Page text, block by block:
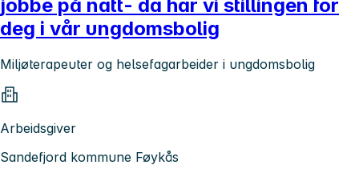
jobbe på natt- da har vi stillingen for
deg i vår ungdomsbolig
Miljøterapeuter og helsefagarbeider i ungdomsbolig
Arbeidsgiver
Sandefjord kommune Føykås